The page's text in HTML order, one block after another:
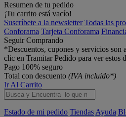
Resumen de tu pedido
¡Tu carrito está vacío!
Suscríbete a la newsletter Todas las
Conforama Tarjeta Conforama
Seguir Comprando
*Descuentos, cupones y servicios son
clic en Tramitar Pedido para ver estos
Pago 100% seguro
Total con descuento (IVA incluido*)
Ir Al Carrito
Estado de mi pedido Tiendas Ayuda